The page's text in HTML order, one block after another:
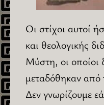
Οι στίχοι αυτοί
και θεολογικής
Μύστη, οι οποίοι
μεταδόθηκαν από
Δεν γνωρίζουμε